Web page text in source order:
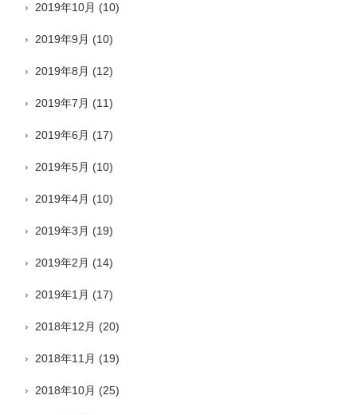
2019年10月 (10)
2019年9月 (10)
2019年8月 (12)
2019年7月 (11)
2019年6月 (17)
2019年5月 (10)
2019年4月 (10)
2019年3月 (19)
2019年2月 (14)
2019年1月 (17)
2018年12月 (20)
2018年11月 (19)
2018年10月 (25)